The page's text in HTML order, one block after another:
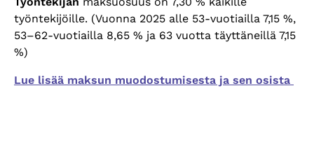
työntekijöille. (Vuonna 2025 alle 53-vuotiailla 7,15 %,
53–62-vuotiailla 8,65 % ja 63 vuotta täyttäneillä 7,15
%)
Lue lisää maksun muodostumisesta ja sen osista